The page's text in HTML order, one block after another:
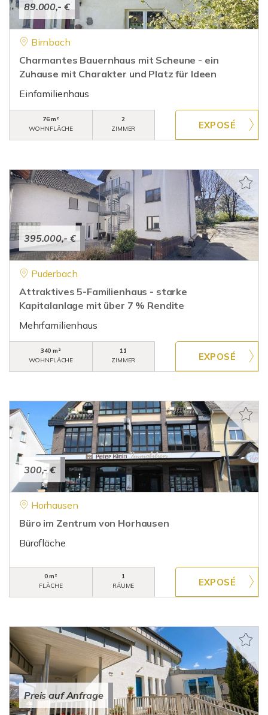
89.000,- €
Birnbach
Charmantes Bauernhaus mit Scheune - ein
Zuhause mit Charakter und Platz für Ideen
Einfamilienhaus
76 m²
WOHNFLÄCHE
2
ZIMMER
395.000,- €
Puderbach
Attraktives 5-Familienhaus - starke
Kapitalanlage mit über 7 % Rendite
Mehrfamilienhaus
340 m²
WOHNFLÄCHE
11
ZIMMER
300,- €
Horhausen
Büro im Zentrum von Horhausen
Bürofläche
0 m²
FLÄCHE
1
RÄUME
Preis auf Anfrage